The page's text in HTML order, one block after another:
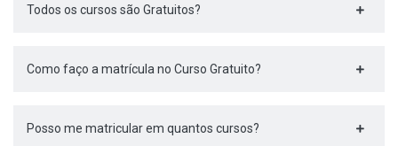
Todos os cursos são Gratuitos?
Como faço a matrícula no Curso Gratuito?
Posso me matricular em quantos cursos?